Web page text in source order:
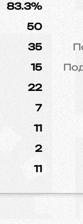
83.3%
50
35
15
22
7
11
2
11